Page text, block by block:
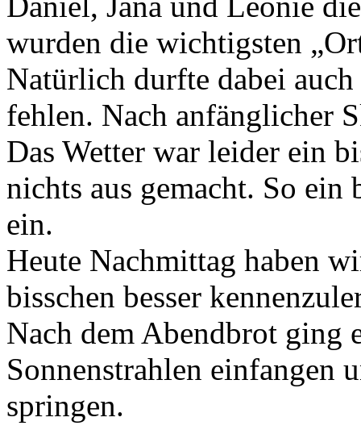
wurden die wichtigsten
Natürlich durfte dabei
fehlen. Nach anfänglicher
Das Wetter war leider ein
nichts aus gemacht. So ein
ein.
Heute Nachmittag haben
bisschen besser
Nach dem Abendbrot ging
Sonnenstrahlen einfangen
springen.